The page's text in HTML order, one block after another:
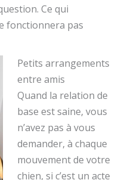
Ce qui
fonctionnera pas
Petits arrangements
entre amis
Quand la relation de
base est saine, vous
n’avez pas à vous
demander, à chaque
mouvement de votre
chien, si c’est un acte